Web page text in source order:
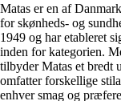
Matas er en af
for skønheds- og
1949 og har etableret
inden for kategorien.
tilbyder Matas et bredt
omfatter forskellige
enhver smag og